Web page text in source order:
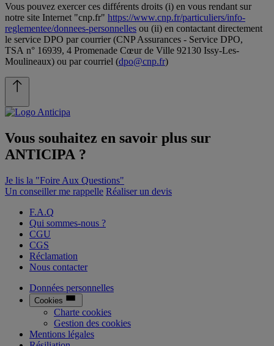
Vous pouvez exercer ces différents droits (i) en vous rendant sur
notre site Internet "cnp.fr" https://www.cnp.fr/particuliers/info-
reglementee/donnees-personnelles ou (ii) en contactant directement
le service DPO par courrier (CNP Assurances - Service DPO,
TSA n° 16939, 4 Promenade Cœur de Ville 92130 Issy-Les-
Moulineaux) ou par courriel (dpo@cnp.fr)
Vous souhaitez en savoir plus sur
ANTICIPA ?
Je lis la "Foire Aux Questions"
Un conseiller me rappelle Réaliser un devis
F.A.Q
Qui sommes-nous ?
CGU
CGS
Réclamation
Nous contacter
Données personnelles
Cookies
Charte cookies
Gestion des cookies
Mentions légales